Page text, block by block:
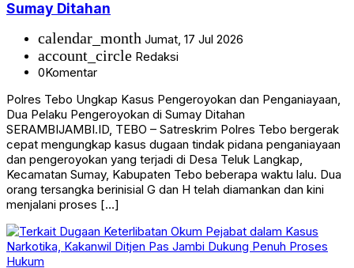
Sumay Ditahan
calendar_month Jumat, 17 Jul 2026
account_circle Redaksi
0Komentar
Polres Tebo Ungkap Kasus Pengeroyokan dan Penganiayaan,
Dua Pelaku Pengeroyokan di Sumay Ditahan
SERAMBIJAMBI.ID, TEBO – Satreskrim Polres Tebo bergerak
cepat mengungkap kasus dugaan tindak pidana penganiayaan
dan pengeroyokan yang terjadi di Desa Teluk Langkap,
Kecamatan Sumay, Kabupaten Tebo beberapa waktu lalu. Dua
orang tersangka berinisial G dan H telah diamankan dan kini
menjalani proses […]